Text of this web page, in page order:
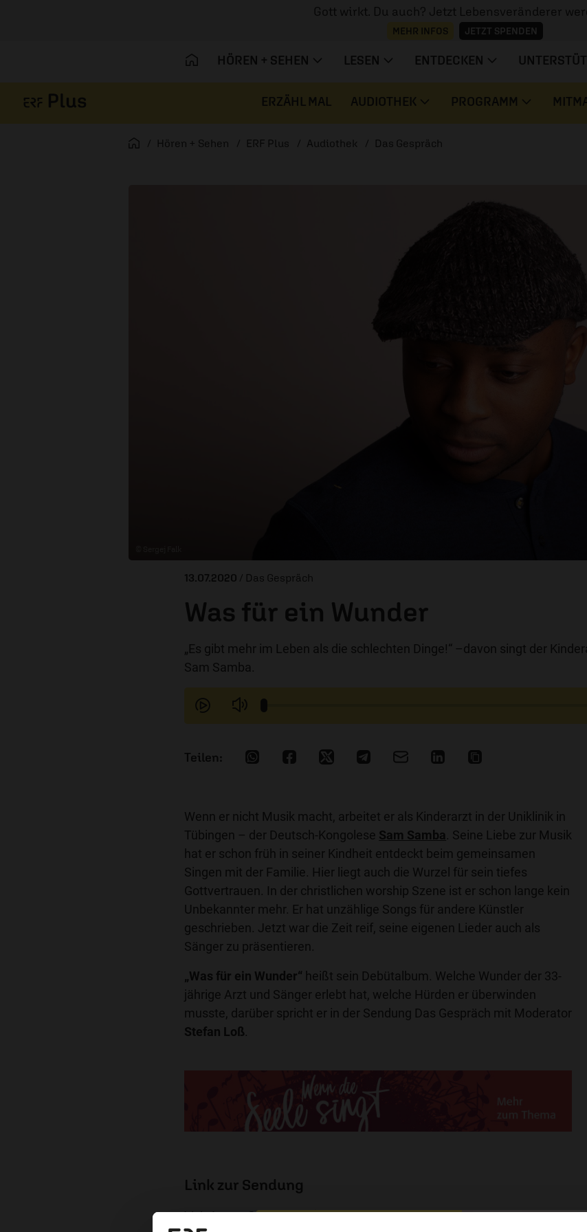
Gott wirkt. Du auch? Jetzt Lebensveränderer
MEHR INFOS JETZT SPENDEN
HÖREN + SEHEN LESEN ENTDECKEN
ERZÄHL MAL AUDIOTHEK PROGRAMM
Startseite
Hören + Sehen ERF Plus Audiothek Das Gespräch
13.07.2020 / Das Gespräch
Was für ein Wunder
„Es gibt mehr im Leben als die schlechten Dinge!“ –davon singt der
Sam Samba.
Wenn er nicht Musik macht, arbeitet er als Kinderarzt in der Uniklinik in
Tübingen – der Deutsch-Kongolese Sam Samba . Seine Liebe zur Musik
hat er schon früh in seiner Kindheit entdeckt beim gemeinsamen
Singen mit der Familie. Hier liegt auch die Wurzel für sein tiefes
Gottvertrauen. In der christlichen worship Szene ist er schon lange kein
Unbekannter mehr. Er hat unzählige Songs für andere Künstler
geschrieben. Jetzt war die Zeit reif, seine eigenen Lieder auch als
Sänger zu präsentieren.
„Was für ein Wunder“ heißt sein Debütalbum. Welche Wunder der 33-
jährige Arzt und Sänger erlebt hat, welche Hürden er überwinden
musste, darüber spricht er in der Sendung Das Gespräch mit Moderator
Stefan Loß
Link zur Sendung
Website von Sam Samba